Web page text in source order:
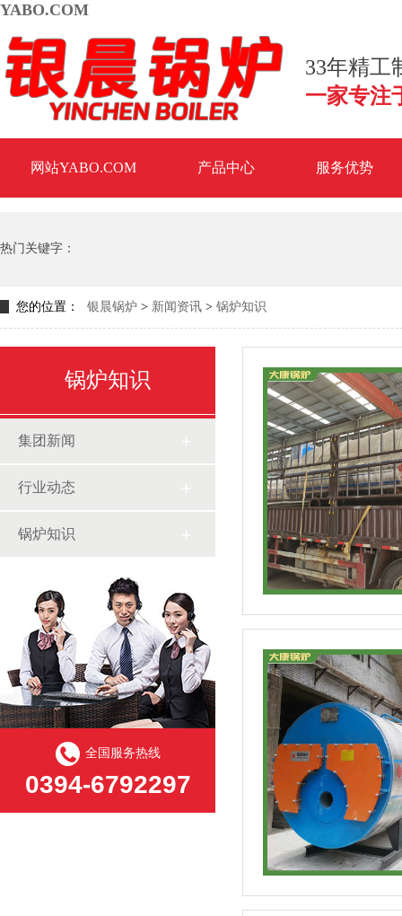
YABO.COM
33年精
一家专注
网站YABO.COM 产品中心 服务优势
热门关键字：
您的位置： 银晨锅炉 > 新闻资讯 > 锅炉知识
锅炉知识
集团新闻
行业动态
锅炉知识
全国服务热线
0394-6792297